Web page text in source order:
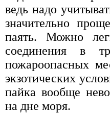
ведь надо
значительно
паять. Можно
соединения в
пожароопасных
экзотических
пайка вообще
на дне моря.